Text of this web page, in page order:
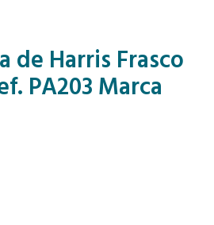
de Harris Frasco
PA203 Marca